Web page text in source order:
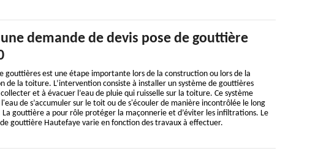
demande de devis pose de gouttière
gouttières est une étape importante lors de la construction ou lors de la
de la toiture. L’intervention consiste à installer un système de gouttières
et à évacuer l’eau de pluie qui ruisselle sur la toiture. Ce système
de s’accumuler sur le toit ou de s'écouler de manière incontrôlée le long
La gouttière a pour rôle protéger la maçonnerie et d’éviter les infiltrations. Le
gouttière Hautefaye varie en fonction des travaux à effectuer.